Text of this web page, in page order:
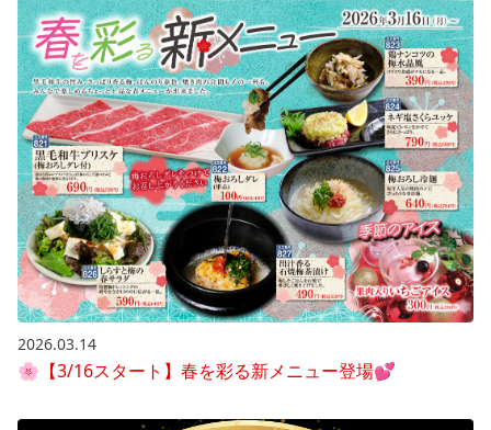
2026.03.14
🌸【3/16スタート】春を彩る新メニュー登場💕